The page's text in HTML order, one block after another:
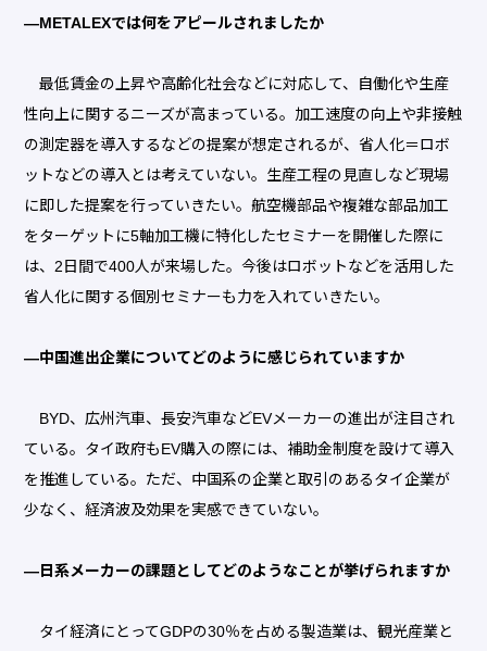
―METALEXでは何をアピールされましたか
最低賃金の上昇や高齢化社会などに対応して、自働化や生産
性向上に関するニーズが高まっている。加工速度の向上や非接触
の測定器を導入するなどの提案が想定されるが、省人化＝ロボ
ットなどの導入とは考えていない。生産工程の見直しなど現場
に即した提案を行っていきたい。航空機部品や複雑な部品加工
をターゲットに5軸加工機に特化したセミナーを開催した際に
は、2日間で400人が来場した。今後はロボットなどを活用した
省人化に関する個別セミナーも力を入れていきたい。
―中国進出企業についてどのように感じられていますか
BYD、広州汽車、長安汽車などEVメーカーの進出が注目され
ている。タイ政府もEV購入の際には、補助金制度を設けて導入
を推進している。ただ、中国系の企業と取引のあるタイ企業が
少なく、経済波及効果を実感できていない。
―日系メーカーの課題としてどのようなことが挙げられますか
タイ経済にとってGDPの30％を占める製造業は、観光産業と